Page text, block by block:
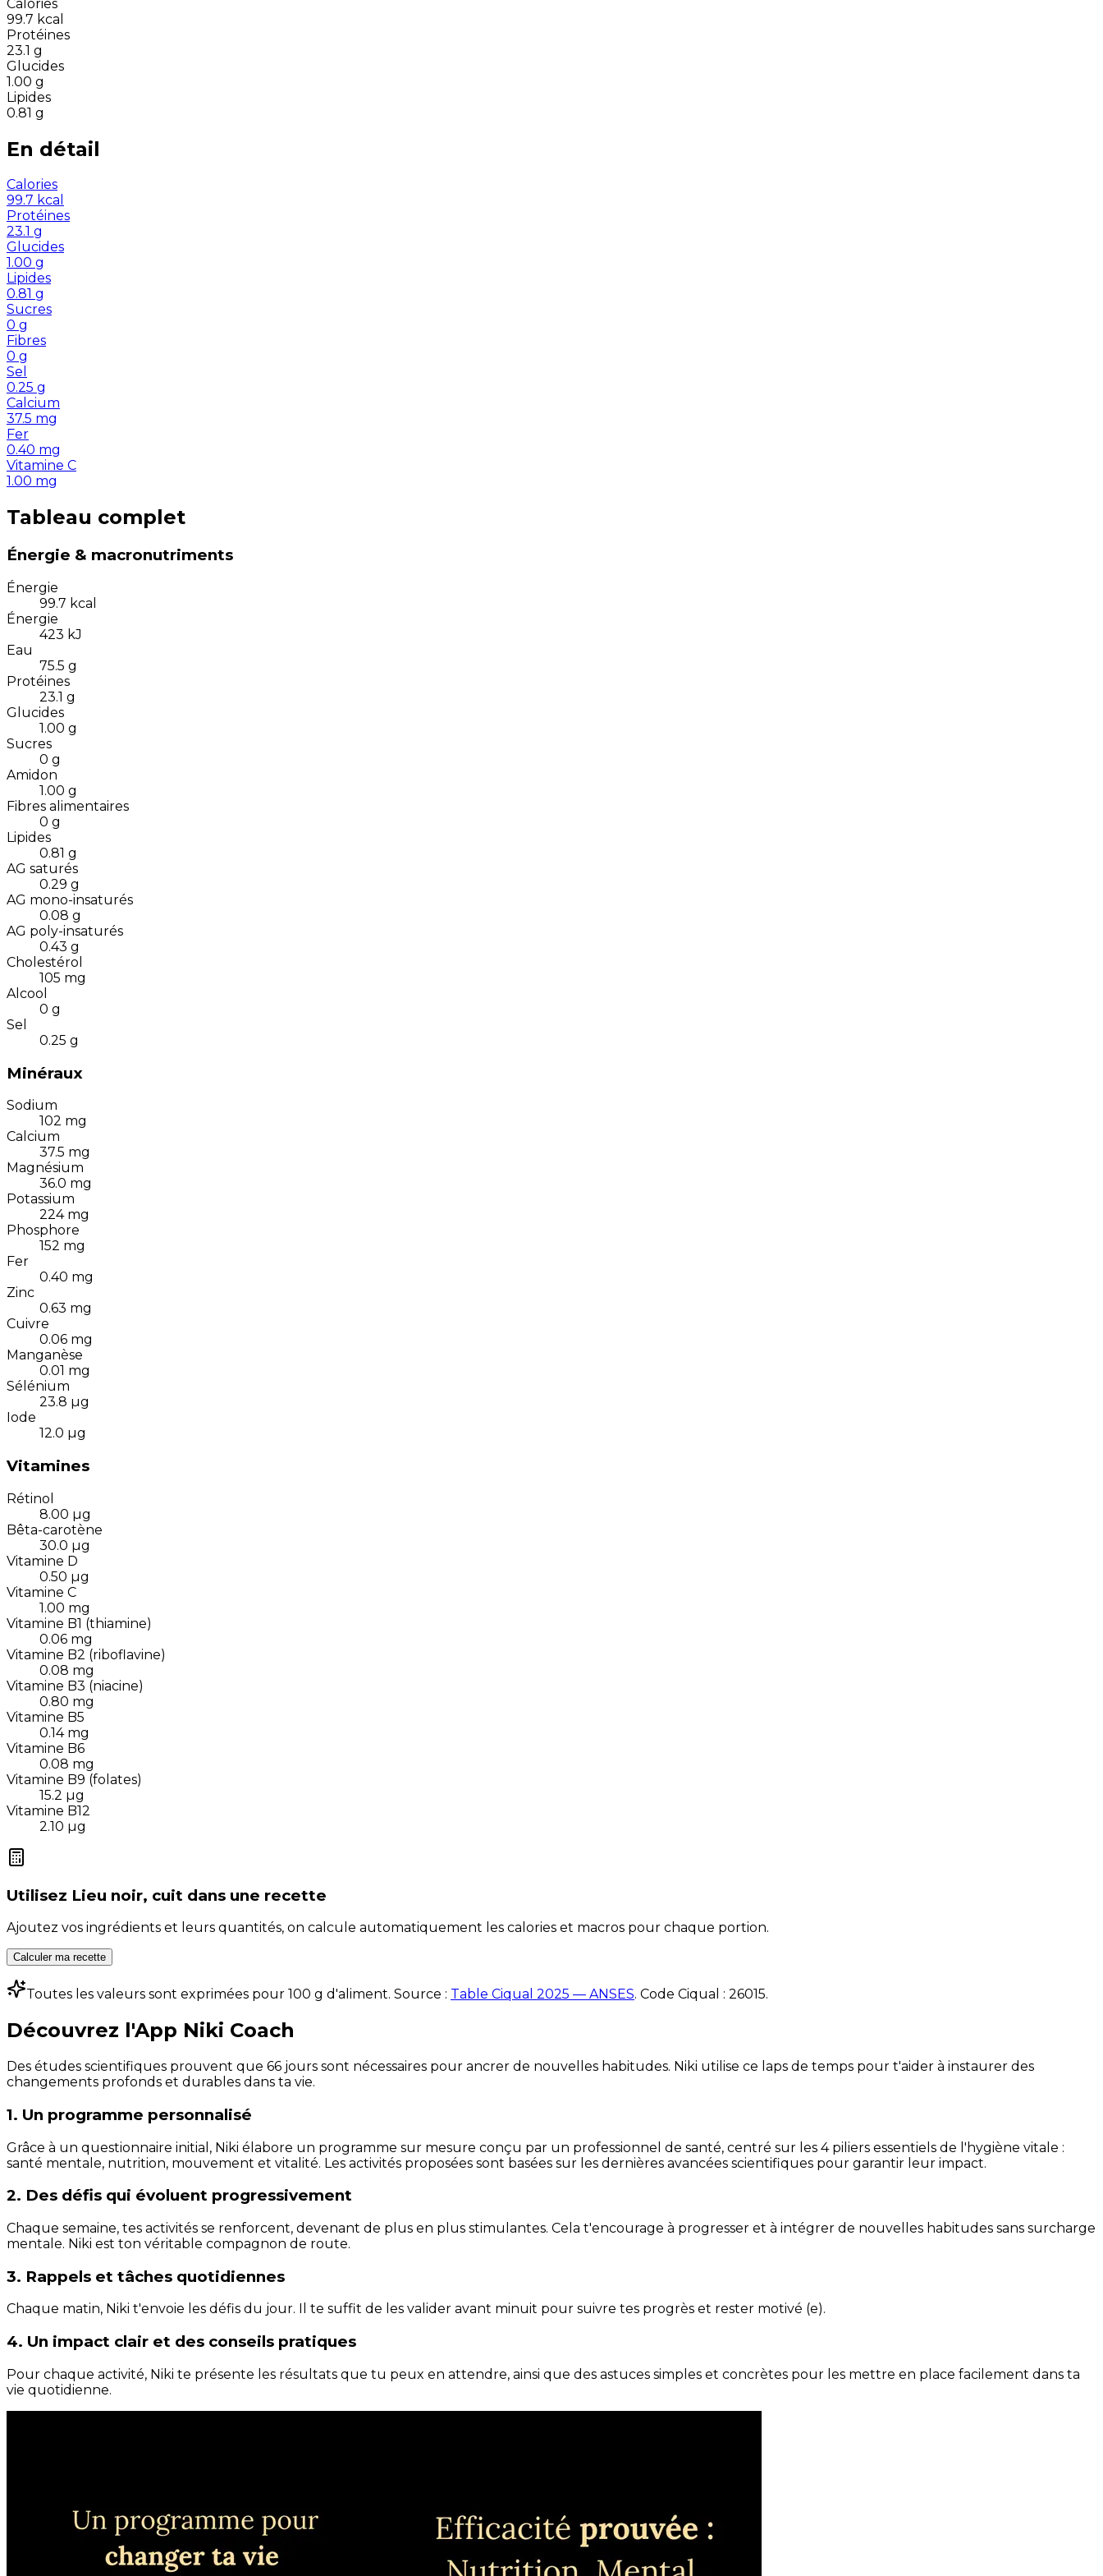
Calories
99.7 kcal
Protéines
23.1 g
Glucides
1.00 g
Lipides
0.81 g
En détail
Calories
99.7 kcal
Protéines
23.1 g
Glucides
1.00 g
Lipides
0.81 g
Sucres
0 g
Fibres
0 g
Sel
0.25 g
Calcium
37.5 mg
Fer
0.40 mg
Vitamine C
1.00 mg
Tableau complet
Énergie & macronutriments
Énergie
99.7 kcal
Énergie
423 kJ
Eau
75.5 g
Protéines
23.1 g
Glucides
1.00 g
Sucres
0 g
Amidon
1.00 g
Fibres alimentaires
0 g
Lipides
0.81 g
AG saturés
0.29 g
AG mono-insaturés
0.08 g
AG poly-insaturés
0.43 g
Cholestérol
105 mg
Alcool
0 g
Sel
0.25 g
Minéraux
Sodium
102 mg
Calcium
37.5 mg
Magnésium
36.0 mg
Potassium
224 mg
Phosphore
152 mg
Fer
0.40 mg
Zinc
0.63 mg
Cuivre
0.06 mg
Manganèse
0.01 mg
Sélénium
23.8 µg
Iode
12.0 µg
Vitamines
Rétinol
8.00 µg
Bêta-carotène
30.0 µg
Vitamine D
0.50 µg
Vitamine C
1.00 mg
Vitamine B1 (thiamine)
0.06 mg
Vitamine B2 (riboflavine)
0.08 mg
Vitamine B3 (niacine)
0.80 mg
Vitamine B5
0.14 mg
Vitamine B6
0.08 mg
Vitamine B9 (folates)
15.2 µg
Vitamine B12
2.10 µg
Utilisez Lieu noir, cuit dans une recette
Ajoutez vos ingrédients et leurs quantités, on calcule automatiquement les calories et macros pour chaque portion.
Calculer ma recette
Toutes les valeurs sont exprimées pour 100 g d'aliment. Source : Table Ciqual 2025 — ANSES. Code Ciqual : 26015.
Découvrez l'App Niki Coach
Des études scientifiques prouvent que 66 jours sont nécessaires pour ancrer de nouvelles habitudes. Niki utilise ce laps de temps pour t'aider à instaurer des
changements profonds et durables dans ta vie.
1. Un programme personnalisé
Grâce à un questionnaire initial, Niki élabore un programme sur mesure conçu par un professionnel de santé, centré sur les 4 piliers essentiels de l'hygiène vitale :
santé mentale, nutrition, mouvement et vitalité. Les activités proposées sont basées sur les dernières avancées scientifiques pour garantir leur impact.
2. Des défis qui évoluent progressivement
Chaque semaine, tes activités se renforcent, devenant de plus en plus stimulantes. Cela t'encourage à progresser et à intégrer de nouvelles habitudes sans surcharge
mentale. Niki est ton véritable compagnon de route.
3. Rappels et tâches quotidiennes
Chaque matin, Niki t'envoie les défis du jour. Il te suffit de les valider avant minuit pour suivre tes progrès et rester motivé (e).
4. Un impact clair et des conseils pratiques
Pour chaque activité, Niki te présente les résultats que tu peux en attendre, ainsi que des astuces simples et concrètes pour les mettre en place facilement dans ta
vie quotidienne.